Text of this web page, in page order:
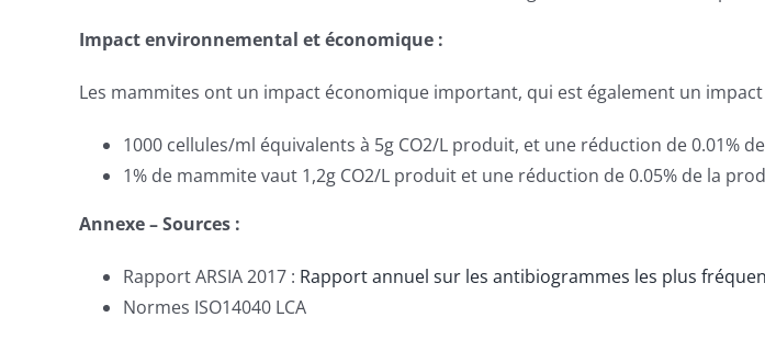
Impact environnemental et économique :
Les mammites ont un impact économique important, qui est également un
1000 cellules/ml équivalents à 5g CO2/L produit, et une réduction de 0.01%
1% de mammite vaut 1,2g CO2/L produit et une réduction de 0.05% de la
Annexe – Sources :
Rapport ARSIA 2017 : Rapport annuel sur les antibiogrammes les plus
Normes ISO14040 LCA